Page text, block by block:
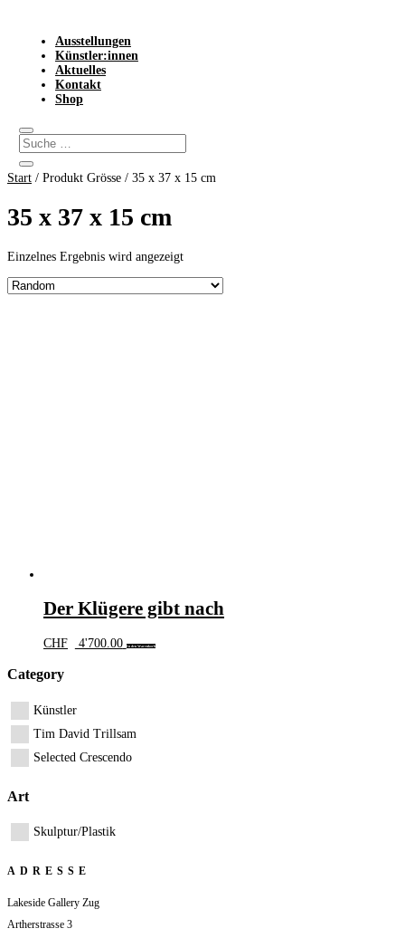
Ausstellungen
Künstler:innen
Aktuelles
Kontakt
Shop
Start / Produkt Grösse / 35 x 37 x 15 cm
35 x 37 x 15 cm
Einzelnes Ergebnis wird angezeigt
Der Klügere gibt nach
CHF 4'700.00 In den Warenkorb
Category
Künstler
Tim David Trillsam
Selected Crescendo
Art
Skulptur/Plastik
ADRESSE
Lakeside Gallery Zug
Artherstrasse 3